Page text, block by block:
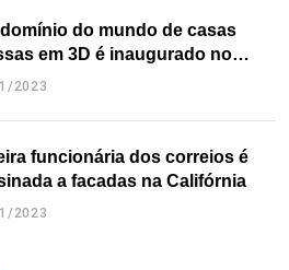
do mundo de casas
em 3D é inaugurado no
2023
funcionária dos correios é
a facadas na Califórnia
2023